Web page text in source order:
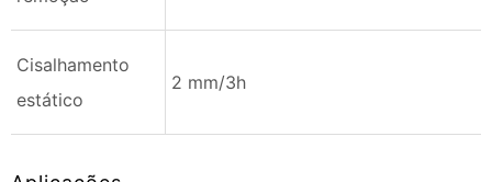
Cisalhamento
estático
2 mm/3h